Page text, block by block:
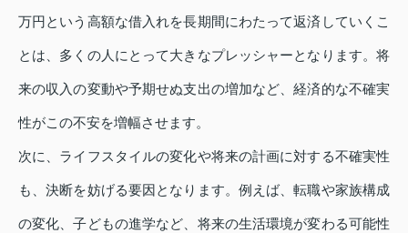
万円という高額な借入れを長期間にわたって返済していくこ
とは、多くの人にとって大きなプレッシャーとなります。将
来の収入の変動や予期せぬ支出の増加など、経済的な不確実
性がこの不安を増幅させます。
次に、ライフスタイルの変化や将来の計画に対する不確実性
も、決断を妨げる要因となります。例えば、転職や家族構成
の変化、子どもの進学など、将来の生活環境が変わる可能性